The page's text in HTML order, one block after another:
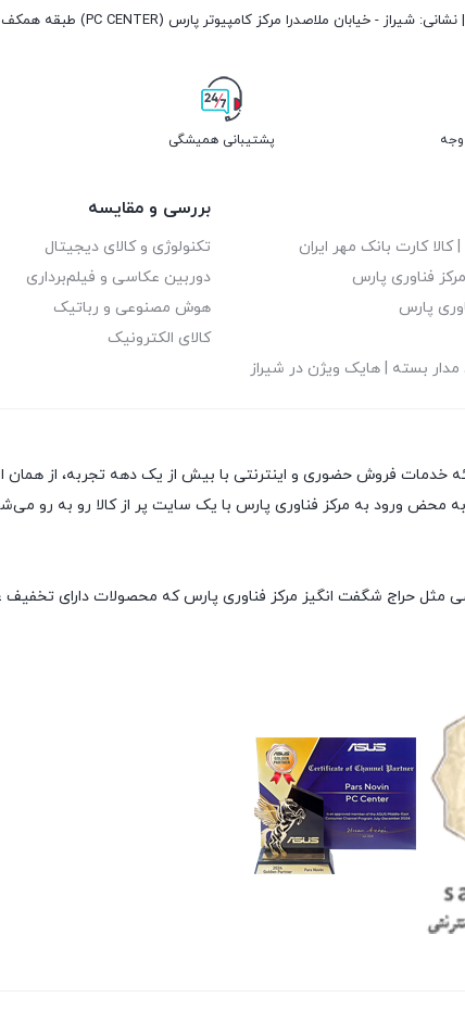
پشتیبانی همیشگی
| کالا کارت بانک مهر ایران
فناوری پارس
پارس
مدار بسته | هایک ویژن در شیراز
بررسی و مقایسه
تکنولوژی و کالای دیجیتال
دوربین عکاسی و فیلم‌برداری
هوش مصنوعی و رباتیک
کالای الکترونیک
متعال و به نیت ارائه خدمات فروش حضوری و اینترنتی با بیش از یک دهه
ورود به مرکز فناوری پارس با یک سایت پر از کالا رو به رو
مثل حراج شگفت انگیز مرکز فناوری پارس که محصولات دارای